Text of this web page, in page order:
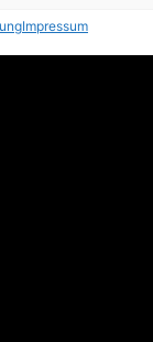
Impressum